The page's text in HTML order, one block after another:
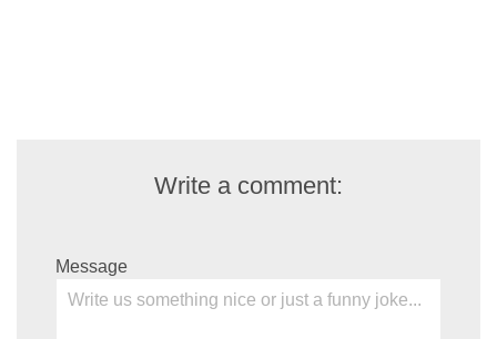
Write a comment:
Message